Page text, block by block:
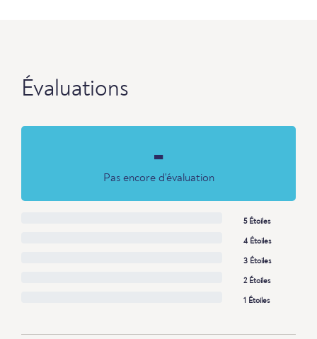
Évaluations
-
Pas encore d'évaluation
5 Étoiles
4 Étoiles
3 Étoiles
2 Étoiles
1 Étoiles